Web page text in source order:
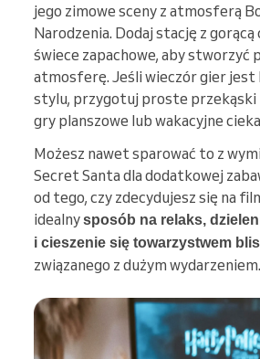
jego zimowe sceny z atmosferą
Narodzenia. Dodaj stację z gorącą
świece zapachowe, aby stworzyć
atmosferę. Jeśli wieczór gier jest
stylu, przygotuj proste przekąski
gry planszowe lub wakacyjne
Możesz nawet sparować to z
Secret Santa dla dodatkowej
od tego, czy zdecydujesz się na
idealnysposób na relaks,
i cieszenie się towarzystwem
związanego z dużym wydarzeniem.